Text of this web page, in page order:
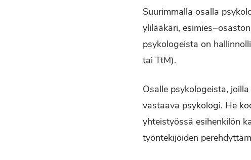
Suurimmalla osalla
ylilääkäri,
psykologeista on
tai TtM).
Osalle psykologeista,
vastaava psykologi. He
yhteistyössä esihenkilön
työntekijöiden